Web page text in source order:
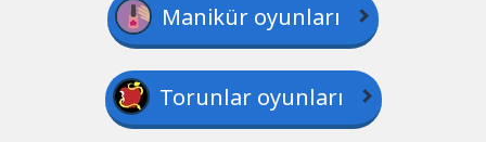
Manikür oyunları
Torunlar oyunları